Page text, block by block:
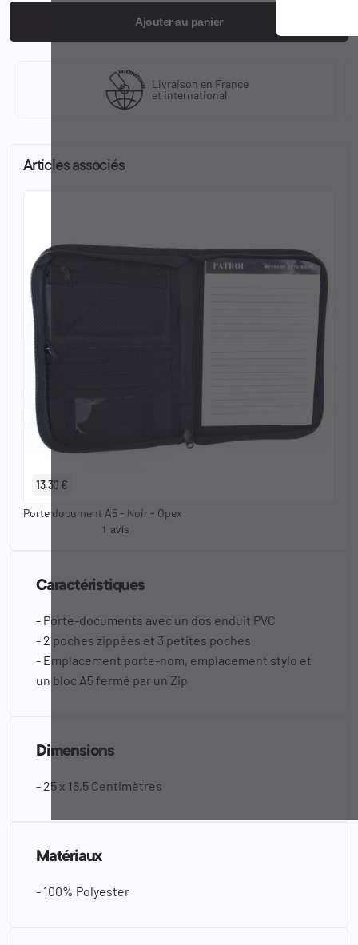
Ajouter au panier
Livraison en France
et international
Articles associés
13,30 €
Porte document A5 - Noir - Opex
Caractéristiques
- Porte-documents avec un dos enduit PVC
- 2 poches zippées et 3 petites poches
- Emplacement porte-nom, emplacement stylo et
un bloc A5 fermé par un Zip
Dimensions
- 25 x 16,5 Centimètres
Matériaux
- 100% Polyester